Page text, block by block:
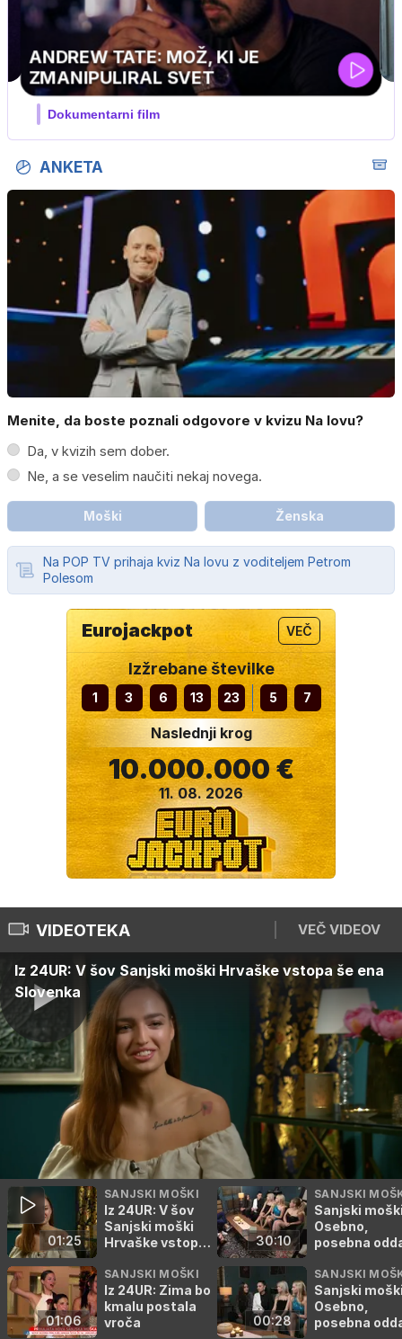
ANKETA
Menite, da boste poznali odgovore v kvizu Na lovu?
Da, v kvizih sem dober.
Ne, a se veselim naučiti nekaj novega.
Moški Ženska
Na POP TV prihaja kviz Na lovu z voditeljem Petrom
Polesom
Eurojackpot VEČ
Izžrebane številke
1 3 6 13 23 5 7
Naslednji krog
10.000.000 €
11. 08. 2026
VIDEOTEKA VEČ VIDEOV
Iz 24UR: V šov Sanjski moški Hrvaške vstopa še ena
Slovenka
01:25
SANJSKI MOŠKI
Iz 24UR: V šov
Sanjski moški
Hrvaške vstopa
01:06
SANJSKI MOŠKI
Iz 24UR: Zima bo
kmalu postala
vroča
30:10
SANJSKI
Sanjski
Osebno,
posebna
00:28
SANJSKI
Sanjski
Osebno,
posebna